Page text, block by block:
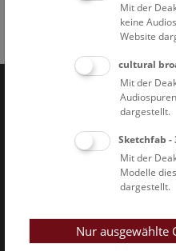
Follow us on
Naturhistorisches Museum
Impressum &
Mit der
keine
Website
cultural
Mit der
dargestellt.
Sketchfab -
Mit der
Modelle
dargestellt.
Nur ausgewählte